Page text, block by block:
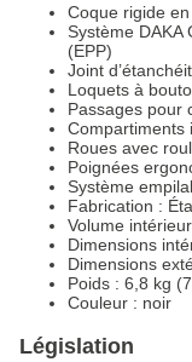
Coque rigide
Système DAKA
(EPP)
Joint
Loquets à
Passages pour
Compartiments
Roues avec
Poignées
Système
Fabrication :
Volume
Dimensions
Dimensions
Poids : 6,8 kg
Couleur : noir
Législation